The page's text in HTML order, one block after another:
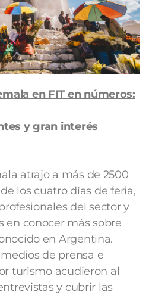
en FIT en números:
y gran interés
atrajo a más de 2500
los cuatro días de feria,
del sector y
en conocer más sobre
en Argentina.
de prensa e
turismo acudieron al
y cubrir las